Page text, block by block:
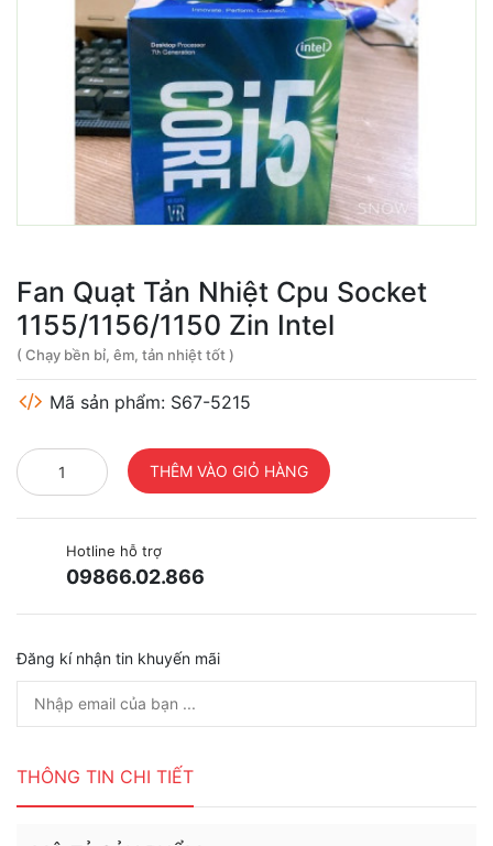
Fan Quạt Tản Nhiệt Cpu Socket
1155/1156/1150 Zin Intel
( Chạy bền bỉ, êm, tản nhiệt tốt )
Mã sản phẩm: S67-5215
Hotline hỗ trợ
09866.02.866
Đăng kí nhận tin khuyến mãi
THÔNG TIN CHI TIẾT